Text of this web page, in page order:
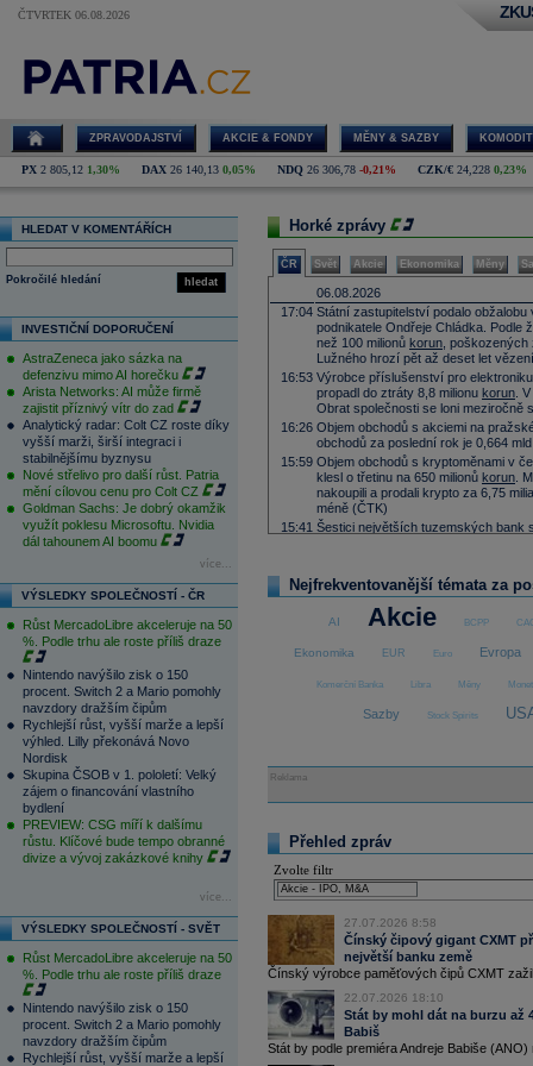
ČTVRTEK 06.08.2026
zpravodajství,
finanční trhy,
papíry,
investice
ZPRAVODAJSTVÍ AKCIE & FONDY MĚNY & SAZBY
PX 2 805,12 1,30% DAX 26 140,13 0,05% NDQ 26 306,78 -0,21% CZK/€ 24,228 0,23%
HLEDAT V KOMENTÁŘÍCH
hledat
Pokročilé hledání
INVESTIČNÍ DOPORUČENÍ
AstraZeneca jako sázka na
defenzivu mimo AI horečku
Arista Networks: AI může firmě
zajistit příznivý vítr do zad
Analytický radar: Colt CZ roste díky
vyšší marži, širší integraci i
stabilnějšímu byznysu
Nové střelivo pro další růst. Patria
mění cílovou cenu pro Colt CZ
Goldman Sachs: Je dobrý okamžik
využít poklesu Microsoftu. Nvidia
dál tahounem AI boomu
více...
VÝSLEDKY SPOLEČNOSTÍ - ČR
Růst MercadoLibre akceleruje na 50
%. Podle trhu ale roste příliš draze
Nintendo navýšilo zisk o 150
procent. Switch 2 a Mario pomohly
navzdory dražším čipům
Rychlejší růst, vyšší marže a lepší
výhled. Lilly překonává Novo
Nordisk
Skupina ČSOB v 1. pololetí: Velký
zájem o financování vlastního
bydlení
PREVIEW: CSG míří k dalšímu
růstu. Klíčové bude tempo obranné
divize a vývoj zakázkové knihy
více...
VÝSLEDKY SPOLEČNOSTÍ - SVĚT
Růst MercadoLibre akceleruje na 50
%. Podle trhu ale roste příliš draze
Nintendo navýšilo zisk o 150
procent. Switch 2 a Mario pomohly
navzdory dražším čipům
Rychlejší růst, vyšší marže a lepší
Horké zprávy
ČR Svět Akcie Ekonomika Měny
06.08.2026
17:04 Státní zastupitelství podalo
podnikatele Ondřeje Chládka. Podle
než 100 milionů korun ,
Lužného hrozí pět až deset let
16:53 Výrobce příslušenství pro
propadl do ztráty 8,8 milionu korun .
Obrat společnosti se loni meziročně
16:26 Objem obchodů s akciemi na
obchodů za poslední rok je 0,664
15:59 Objem obchodů s kryptoměnami v
klesl o třetinu na 650 milionů korun .
nakoupili a prodali krypto za 6,75
méně (ČTK)
15:41 Šestici největších tuzemských bank
15:28 Výstavba bytů v České republice v
maximum z roku 2022. Růst
zdlouhavého povolovacího řízení,
14:30 ČNB drží úrokovou sazbu na 3,75
začít odpoledne. Dnes dopoledne si
převzala demoliční firma (ČTK)
13:31 Jindřichohradecká likérka Fruko-
milionukorun
který se dříve zaměřoval na
12:10 Operátor T-Mobile zvýšil v prvním
korun. Tržby vzrostly o 3,6 procenta
vzrostl o 0,7 procenta na 6,621
11:17
Rozdílný přístup k umělé inteligenci
pomáhá učit se rychleji, další ji
ze vzdělávací organizace Junior
vznikají z toho, jaké podmínky k
10:52 Kvůli nedostatku srážek je téměř ve
Nejhorší je situace v rovinatých
10:16 Prodejce stavebnin DEK prodá
se zaměřuje například na výrobu
konce roku 2026, transakci ještě
Nejfrekventovanější témata za
AI Akcie BCPP
Ekonomika EUR Euro Evropa
Komerční Banka Libra Měny
Sazby Stock Spirits
Reklama
Přehled zpráv
Zvolte filtr
27.07.2026 8:58
Čínský čipový gigant CXMT
největší banku země
Čínský výrobce paměťových čipů CXMT
22.07.2026 18:10
Stát by mohl dát na burzu až
Babiš
Stát by podle premiéra Andreje Babiše